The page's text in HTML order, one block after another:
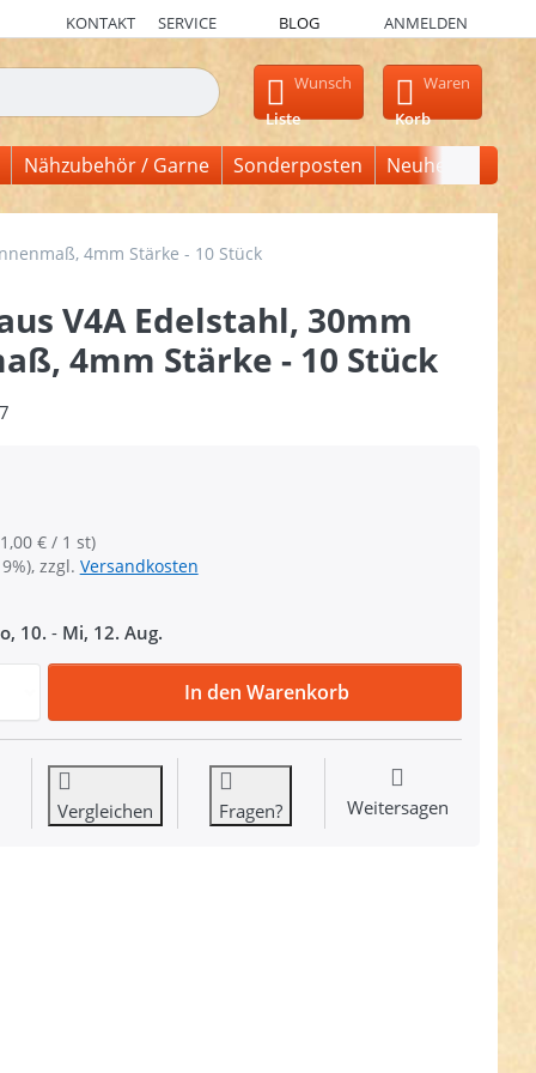
KONTAKT SERVICE BLOG ANMELDEN
erscheinen automatisch erste Ergebnisse. Drücken Sie die
Wunsch
Liste
Waren
Korb
Nähzubehör / Garne Sonderposten Neuheiten
4mm Stärke - 10 Stück
V4A Edelstahl, 30mm
4mm Stärke - 10 Stück
€ / 1 st)
zzgl. Versandkosten
10. - Mi, 12. Aug.
D-Ring aus V4A Edelstahl, 30mm Innenmaß, 4mm Stärke
In den Warenkorb
Vergleichen Fragen? Weitersagen